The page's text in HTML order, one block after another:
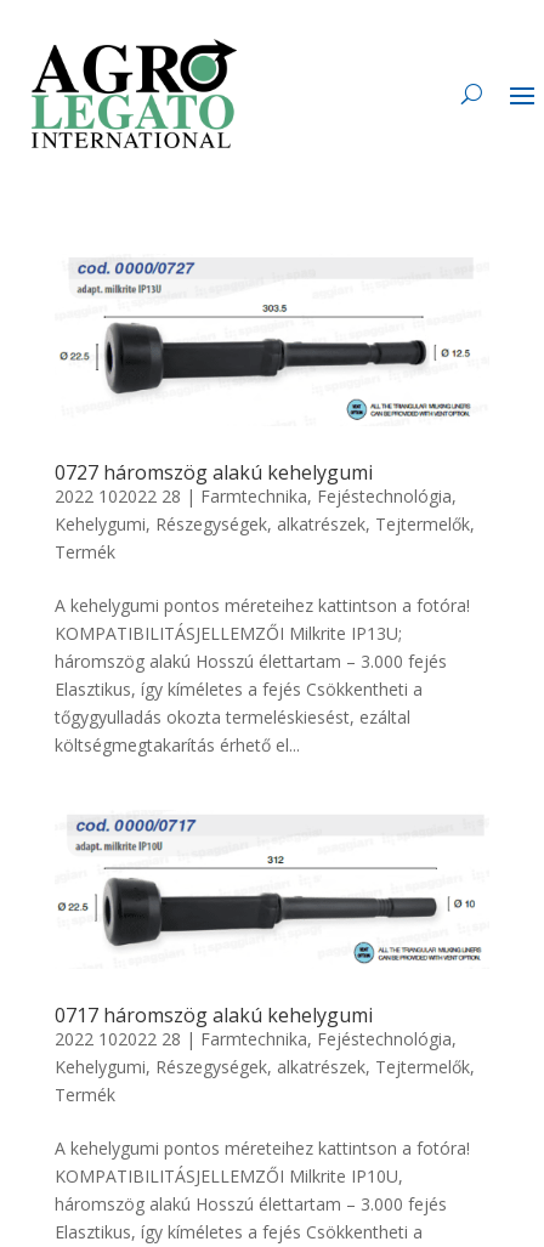
0727 háromszög alakú kehelygumi
2022 102022 28 | Farmtechnika, Fejéstechnológia,
Kehelygumi, Részegységek, alkatrészek, Tejtermelők,
Termék
A kehelygumi pontos méreteihez kattintson a fotóra!
KOMPATIBILITÁSJELLEMZŐI Milkrite IP13U;
háromszög alakú Hosszú élettartam – 3.000 fejés
Elasztikus, így kíméletes a fejés Csökkentheti a
tőgygyulladás okozta termeléskiesést, ezáltal
költségmegtakarítás érhető el...
0717 háromszög alakú kehelygumi
2022 102022 28 | Farmtechnika, Fejéstechnológia,
Kehelygumi, Részegységek, alkatrészek, Tejtermelők,
Termék
A kehelygumi pontos méreteihez kattintson a fotóra!
KOMPATIBILITÁSJELLEMZŐI Milkrite IP10U,
háromszög alakú Hosszú élettartam – 3.000 fejés
Elasztikus, így kíméletes a fejés Csökkentheti a